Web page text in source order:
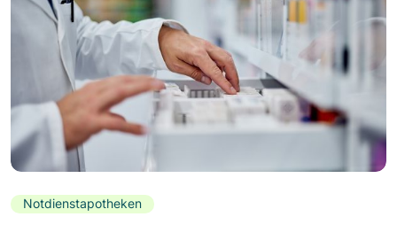
Notdienstapotheken